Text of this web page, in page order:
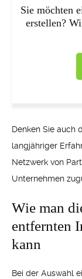
Sie möchten
erstellen?
Denken Sie auch
langjähriger
Netzwerk von
Unternehmen
Wie man
entfernten
kann
Bei der Auswahl